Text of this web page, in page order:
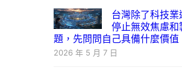
台灣除了科技業
停止無效焦慮和
題，先問問自己具備什麼價值
2026 年 5 月 7 日